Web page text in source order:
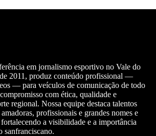
em jornalismo esportivo no Vale do
2011, produz conteúdo profissional —
— para veículos de comunicação de todo
com ética, qualidade e
regional. Nossa equipe destaca talentos
profissionais e grandes nomes e
a visibilidade e a importância
sanfranciscano.